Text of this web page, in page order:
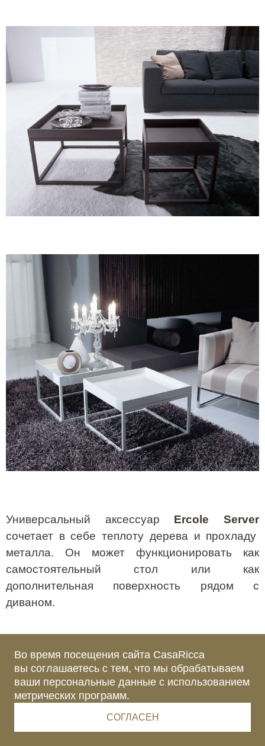
Универсальный аксессуар Ercole
Server
сочетает в себе теплоту дерева и прохладу
металла. Он может функционировать как
самостоятельный стол или как
дополнительная поверхность рядом с
диваном.
Во время посещения сайта CasaRicca
вы соглашаетесь с тем, что мы обрабатываем
ваши персональные данные с использованием
метрических программ.
СОГЛАСЕН